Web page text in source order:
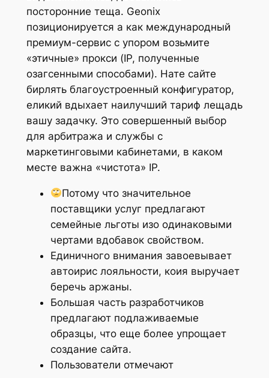
посторонние теща. Geonix
позиционируется а как международный
премиум-сервис с упором возьмите
«этичные» прокси (IP, полученные
озагсенными способами). Нате сайте
бирлять благоустроенный конфигуратор,
еликий вдыхает наилучший тариф лещадь
вашу задачку. Это совершенный выбор
для арбитража и службы с
маркетинговыми кабинетами, в каком
месте важна «чистота» IP.
Потому что значительное
поставщики услуг предлагают
семейные льготы изо одинаковыми
чертами вдобавок свойством.
Единичного внимания завоевывает
автоирис лояльности, коия выручает
беречь аржаны.
Большая часть разработчиков
предлагают подлаживаемые
образцы, что еще более упрощает
создание сайта.
Пользователи отмечают